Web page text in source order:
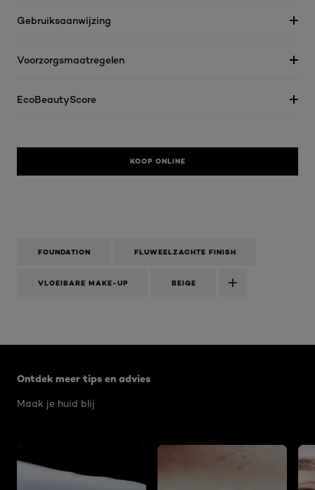
Gebruiksaanwijzing
Voorzorgsmaatregelen
EcoBeautyScore
KOOP ONLINE
FOUNDATION FLUWEELZACHTE FINISH
VLOEIBARE MAKE-UP BEIGE
Ontdek meer tips en advies
Maak je huid blij